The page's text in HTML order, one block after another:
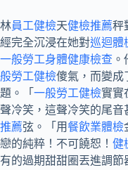
林員工健檢天健檢推薦秤
經完全沉浸在她對巡迴體
一般勞工身體健康檢查
般勞工健檢傻氣，而變成
題。「 一般勞工健檢實實
聲冷笑，這聲冷笑的尾
推薦弦。「用餐飲業體檢
戀的純粹！不可饒恕！ 健
有的過期甜甜圈丟進調